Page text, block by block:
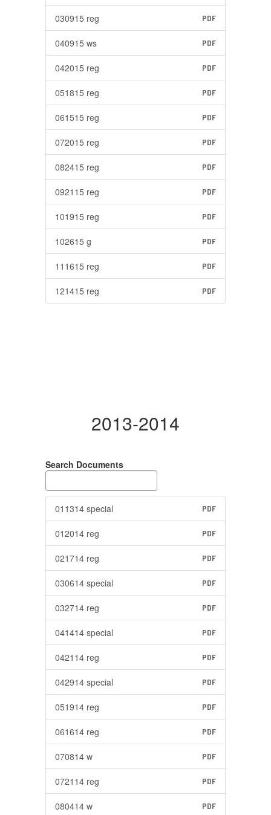
030915 reg PDF
040915 ws PDF
042015 reg PDF
051815 reg PDF
061515 reg PDF
072015 reg PDF
082415 reg PDF
092115 reg PDF
101915 reg PDF
102615 g PDF
111615 reg PDF
121415 reg PDF
2013-2014
Search Documents
011314 special PDF
012014 reg PDF
021714 reg PDF
030614 special PDF
032714 reg PDF
041414 special PDF
042114 reg PDF
042914 special PDF
051914 reg PDF
061614 reg PDF
070814 w PDF
072114 reg PDF
080414 w PDF